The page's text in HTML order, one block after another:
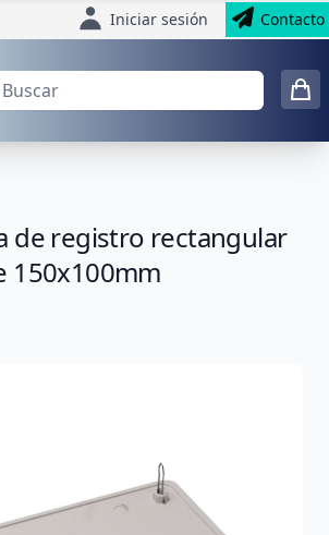
Iniciar sesión Contacto
de registro rectangular
150x100mm